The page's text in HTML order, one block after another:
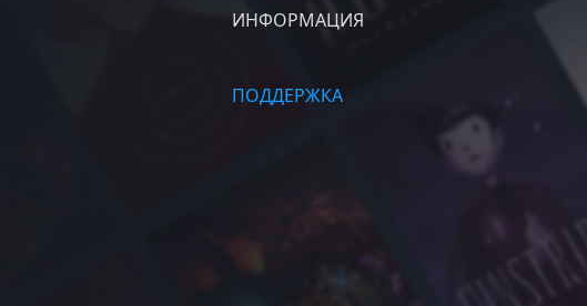
ИНФОРМАЦИЯ
ПОДДЕРЖКА